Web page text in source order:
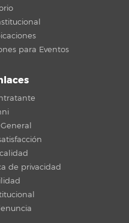
para Eventos
de privacidad